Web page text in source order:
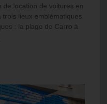
de location de voitures en
lieux emblématiques
: la plage de Carro à